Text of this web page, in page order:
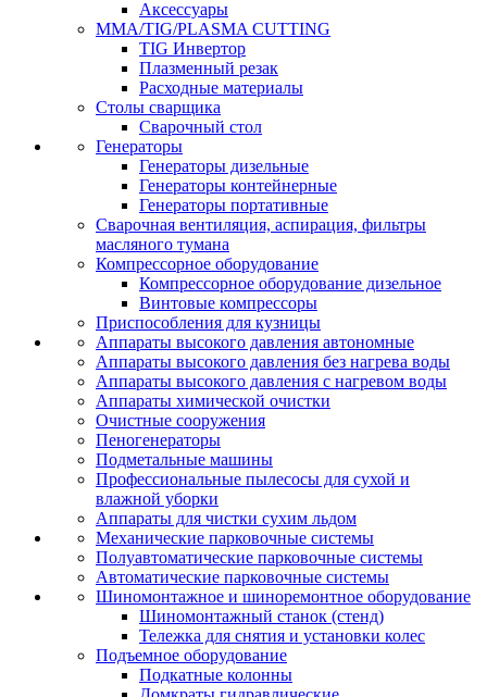
Аксессуары
MMA/TIG/PLASMA CUTTING
TIG Инвертор
Плазменный резак
Расходные материалы
Столы сварщика
Сварочный стол
Генераторы
Генераторы дизельные
Генераторы контейнерные
Генераторы портативные
Сварочная вентиляция, аспирация, фильтры
масляного тумана
Компрессорное оборудование
Компрессорное оборудование дизельное
Винтовые компрессоры
Приспособления для кузницы
Аппараты высокого давления автономные
Аппараты высокого давления без нагрева воды
Аппараты высокого давления с нагревом воды
Аппараты химической очистки
Очистные сооружения
Пеногенераторы
Подметальные машины
Профессиональные пылесосы для сухой и
влажной уборки
Аппараты для чистки сухим льдом
Механические парковочные системы
Полуавтоматические парковочные системы
Автоматические парковочные системы
Шиномонтажное и шиноремонтное оборудование
Шиномонтажный станок (стенд)
Тележка для снятия и установки колес
Подъемное оборудование
Подкатные колонны